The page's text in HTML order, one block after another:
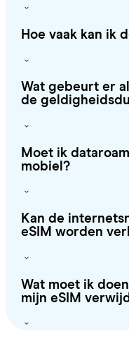
Hoe vaak kan ik
Wat gebeurt er
de
Moet ik
mobiel?
Kan de
eSIM worden
Wat moet ik
mijn eSIM